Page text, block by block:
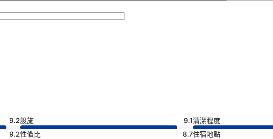
9.2設施 9.1清潔程度
9.2性價比 8.7住宿地點